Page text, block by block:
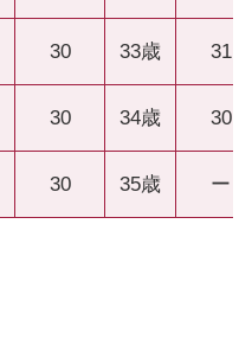
30 33歳 31
30 34歳 30
30 35歳 ー